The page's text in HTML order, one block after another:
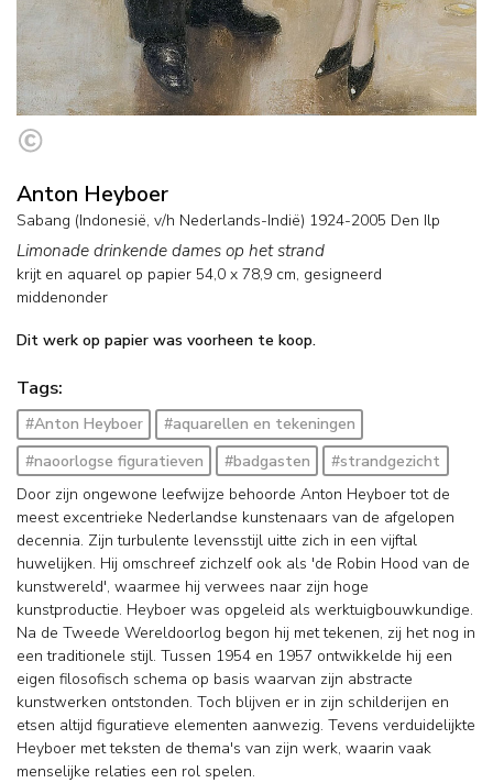
Anton Heyboer
Sabang (Indonesië, v/h Nederlands-Indië) 1924-2005 Den Ilp
Limonade drinkende dames op het strand
krijt en aquarel op papier 54,0 x 78,9 cm, gesigneerd
middenonder
Dit werk op papier was voorheen te koop.
Tags:
#Anton Heyboer
#aquarellen en tekeningen
#naoorlogse figuratieven
#badgasten
#strandgezicht
Door zijn ongewone leefwijze behoorde Anton Heyboer tot de
meest excentrieke Nederlandse kunstenaars van de afgelopen
decennia. Zijn turbulente levensstijl uitte zich in een vijftal
huwelijken. Hij omschreef zichzelf ook als 'de Robin Hood van de
kunstwereld', waarmee hij verwees naar zijn hoge
kunstproductie. Heyboer was opgeleid als werktuigbouwkundige.
Na de Tweede Wereldoorlog begon hij met tekenen, zij het nog in
een traditionele stijl. Tussen 1954 en 1957 ontwikkelde hij een
eigen filosofisch schema op basis waarvan zijn abstracte
kunstwerken ontstonden. Toch blijven er in zijn schilderijen en
etsen altijd figuratieve elementen aanwezig. Tevens verduidelijkte
Heyboer met teksten de thema's van zijn werk, waarin vaak
menselijke relaties een rol spelen.